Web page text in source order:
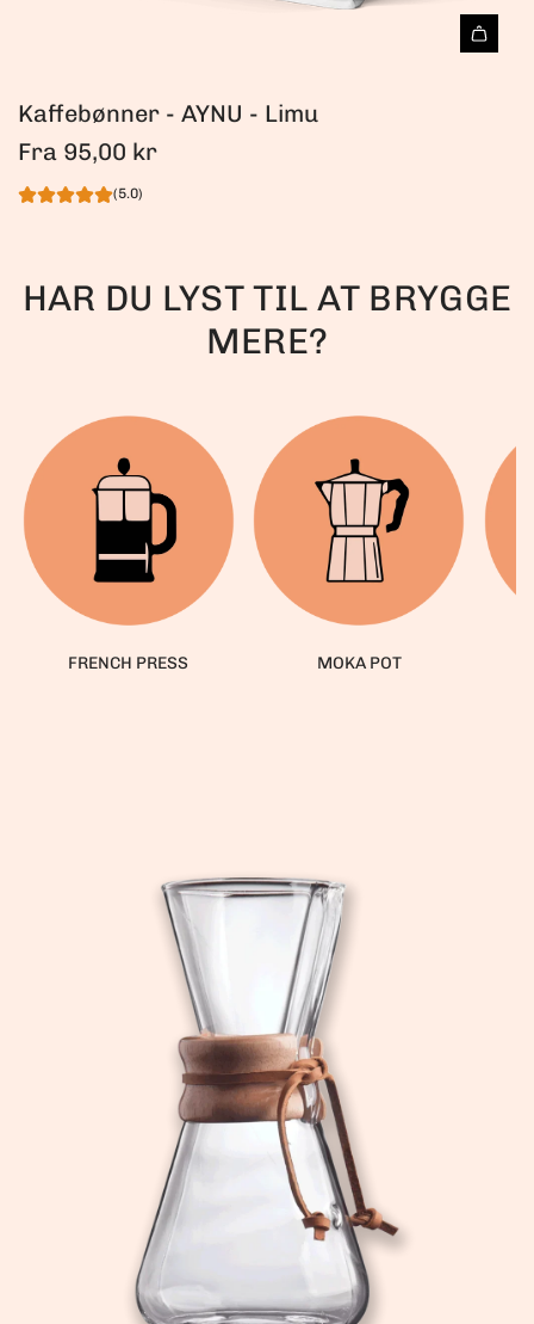
Kaffebønner - AYNU - Limu
Fra 95,00 kr
(5.0)
HAR DU LYST TIL AT BRYGGE
MERE?
FRENCH PRESS MOKA POT